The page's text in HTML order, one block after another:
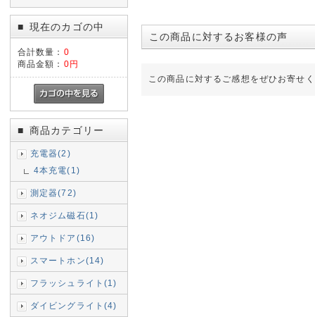
■ 現在のカゴの中
合計数量： 0
商品金額： 0円
■ 商品カテゴリー
充電器(2)
4本充電(1)
測定器(72)
ネオジム磁石(1)
アウトドア(16)
スマートホン(14)
フラッシュライト(1)
ダイビングライト(4)
この商品に対するお客様の声
この商品に対するご感想をぜひお寄せ